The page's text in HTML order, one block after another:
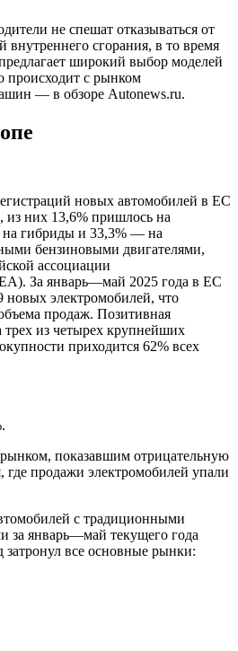
не спешат отказываться от
внутреннего сгорания, в то время
широкий выбор моделей
происходит с рынком
— в обзоре Autonews.ru.
новых автомобилей в ЕС
из них 13,6% пришлось на
гибриды и 33,3% — на
бензиновыми двигателями,
ассоциации
За январь—май 2025 года в ЕС
новых электромобилей, что
продаж. Позитивная
трех из четырех крупнейших
приходится 62% всех
показавшим отрицательную
где продажи электромобилей упали
с традиционными
за январь—май текущего года
затронул все основные рынки: